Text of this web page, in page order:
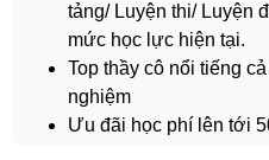
tảng/ Luyện thi/ Luyện
mức học lực hiện tại.
Top thầy cô nổi tiếng
nghiệm
Ưu đãi học phí lên tới